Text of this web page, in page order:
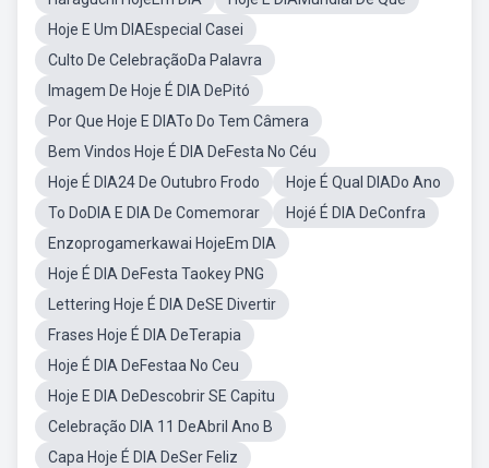
Hoje E Um DIAEspecial Casei
Culto De CelebraçãoDa Palavra
Imagem De Hoje É DIA DePitó
Por Que Hoje E DIATo Do Tem Câmera
Bem Vindos Hoje É DIA DeFesta No Céu
Hoje É DIA24 De Outubro Frodo
Hoje É Qual DIADo Ano
To DoDIA E DIA De Comemorar
Hojé É DIA DeConfra
Enzoprogamerkawai HojeEm DIA
Hoje É DIA DeFesta Taokey PNG
Lettering Hoje É DIA DeSE Divertir
Frases Hoje É DIA DeTerapia
Hoje É DIA DeFestaa No Ceu
Hoje E DIA DeDescobrir SE Capitu
Celebração DIA 11 DeAbril Ano B
Capa Hoje É DIA DeSer Feliz